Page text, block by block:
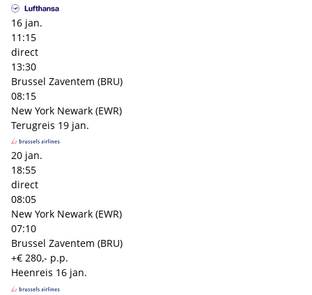
16 jan.
11:15
direct
13:30
Brussel Zaventem (BRU)
08:15
New York Newark (EWR)
Terugreis 19 jan.
20 jan.
18:55
direct
08:05
New York Newark (EWR)
07:10
Brussel Zaventem (BRU)
+€ 280,- p.p.
Heenreis 16 jan.